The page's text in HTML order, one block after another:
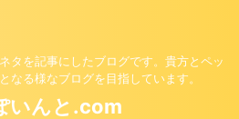
タを記事にしたブログです。貴方とペッ
なる様なブログを目指しています。
いんと.com